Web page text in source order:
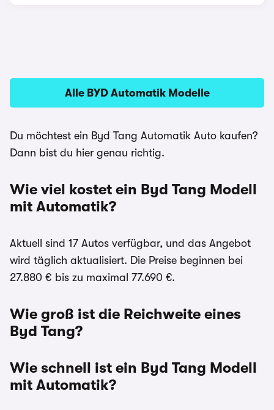
Alle BYD Automatik Modelle
Du möchtest ein Byd Tang Automatik Auto kaufen?
Dann bist du hier genau richtig.
Wie viel kostet ein Byd Tang Modell
mit Automatik?
Aktuell sind 17 Autos verfügbar, und das Angebot
wird täglich aktualisiert. Die Preise beginnen bei
27.880 € bis zu maximal 77.690 €.
Wie groß ist die Reichweite eines
Byd Tang?
Wie schnell ist ein Byd Tang Modell
mit Automatik?